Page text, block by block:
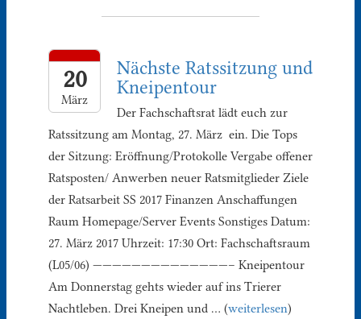
20
März
Nächste Ratssitzung und
Kneipentour
Der Fachschaftsrat lädt euch zur
Ratssitzung am Montag, 27. März ein. Die Tops
der Sitzung: Eröffnung/Protokolle Vergabe offener
Ratsposten/ Anwerben neuer Ratsmitglieder Ziele
der Ratsarbeit SS 2017 Finanzen Anschaffungen
Raum Homepage/Server Events Sonstiges Datum:
27. März 2017 Uhrzeit: 17:30 Ort: Fachschaftsraum
(L05/06) ——————————————– Kneipentour
Am Donnerstag gehts wieder auf ins Trierer
Nachtleben. Drei Kneipen und … (weiterlesen)